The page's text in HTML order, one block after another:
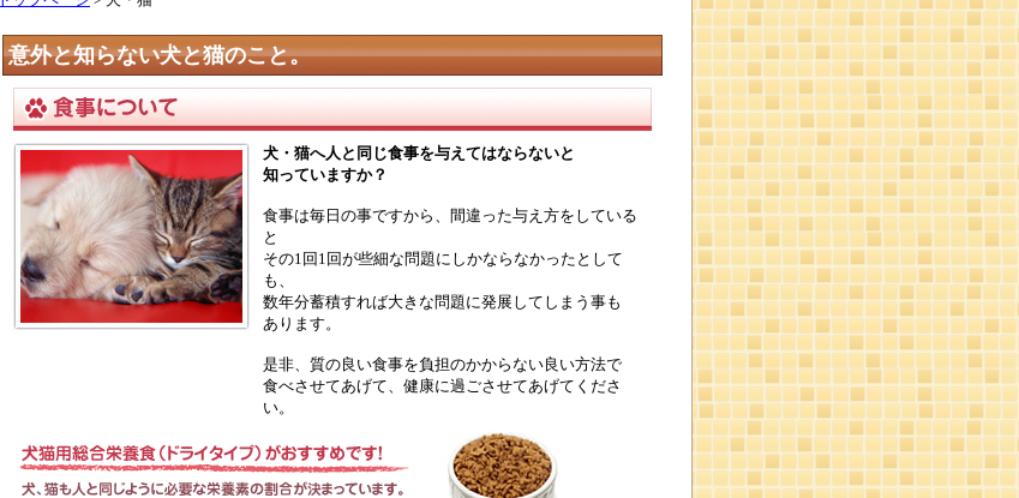
意外と知らない犬と猫のこと。
犬・猫へ人と同じ食事を与えてはならないと
知っていますか？
食事は毎日の事ですから、間違った与え方をしている
と
その1回1回が些細な問題にしかならなかったとして
も、
数年分蓄積すれば大きな問題に発展してしまう事も
あります。
是非、質の良い食事を負担のかからない良い方法で
食べさせてあげて、健康に過ごさせてあげてくださ
い。